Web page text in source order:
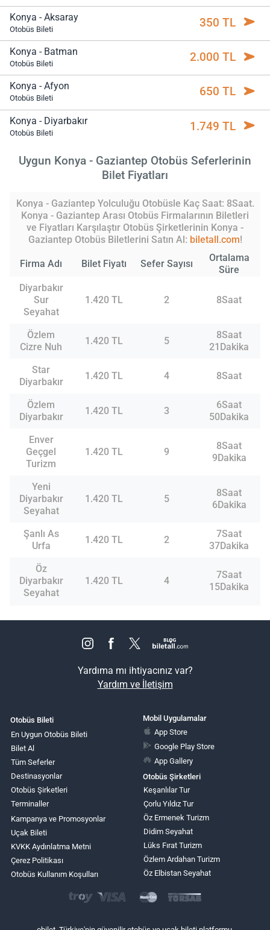
Konya - Aksaray
Otobüs Bileti 350 TL
Konya - Batman
Otobüs Bileti 2.000 TL
Konya - Afyon
Otobüs Bileti 650 TL
Konya - Diyarbakır
Otobüs Bileti 1.749 TL
Uygun Konya - Gaziantep Otobüs Seferlerinin
Bilet Fiyatları
Konya - Gaziantep Yolculuğu Otobüsle Kaç Saat: 8Saat.
Konya - Gaziantep Arası Otobüs Firmalarının Biletleri
ve Fiyatları Karşılaştır Otobüs Şirketlerinin Konya -
Gaziantep Otobüs Biletlerini Satın Al: biletall.com!
Firma Adı Bilet Fiyatı Sefer Sayısı
Ortalama
Süre
Diyarbakır
Sur
Seyahat
1.420 TL 2 8Saat
Özlem
Cizre Nuh
1.420 TL 5
8Saat
21Dakika
Star
Diyarbakır
1.420 TL 4 8Saat
Özlem
Diyarbakır
1.420 TL 3
6Saat
50Dakika
Enver
Geçgel
Turizm
1.420 TL 9
8Saat
9Dakika
Yeni
Diyarbakır
Seyahat
1.420 TL 5
8Saat
6Dakika
Şanlı As
Urfa
1.420 TL 2
7Saat
37Dakika
Öz
Diyarbakır
Seyahat
1.420 TL 4
7Saat
15Dakika
Yardıma mı ihtiyacınız var?
Yardım ve İletişim
Otobüs Bileti
En Uygun Otobüs Bileti
Bilet Al
Tüm Seferler
Destinasyonlar
Otobüs Şirketleri
Terminaller
Kampanya ve Promosyonlar
Uçak Bileti
KVKK Aydınlatma Metni
Çerez Politikası
Otobüs Kullanım Koşulları
Mobil Uygulamalar
App Store
Google Play Store
App Gallery
Otobüs Şirketleri
Keşanlılar Tur
Çorlu Yıldız Tur
Öz Ermenek Turizm
Didim Seyahat
Lüks Fırat Turizm
Özlem Ardahan Turizm
Öz Elbistan Seyahat